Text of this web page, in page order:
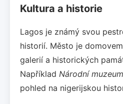
Kultura a historie
Lagos je známý svou
historií. Město je
galerií a historických
Například Národní
pohled na nigerijskou